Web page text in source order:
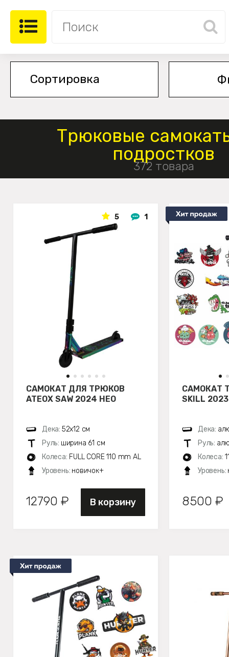
Трюковые
подростков
372 товара
5 1
САМОКАТ ДЛЯ ТРЮКОВ
ATEOX SAW 2024 НЕО
Дека: 52х12 см
Руль: ширина 61 см
Колеса: FULL CORE 110 mm AL
Уровень: новичок+
12790 ₽ В корзину
САМОКАТ
SKILL
Дека:
Руль:
Колеса:
Уровень:
8500 ₽